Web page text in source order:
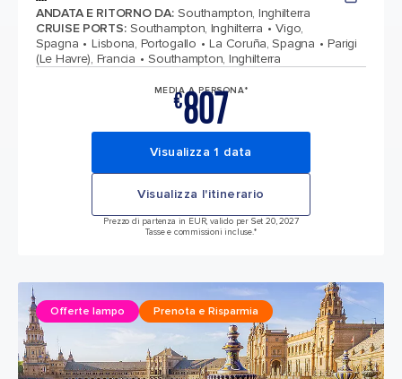
ANDATA E RITORNO DA: Southampton, Inghilterra
CRUISE PORTS: Southampton, Inghilterra
Vigo,
Spagna
Lisbona, Portogallo La Coruña, Spagna
Parigi
(Le Havre), Francia
Southampton, Inghilterra
MEDIA A PERSONA*
€807
Visualizza 1 data
Visualizza l'itinerario
Prezzo di partenza in EUR, valido per Set 20, 2027
Tasse e commissioni incluse.*
Offerte lampo Prenota e Risparmia